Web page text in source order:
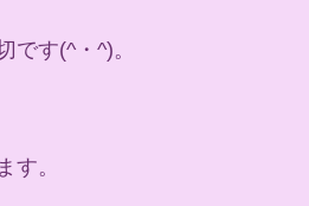
です(^・^)。
す。